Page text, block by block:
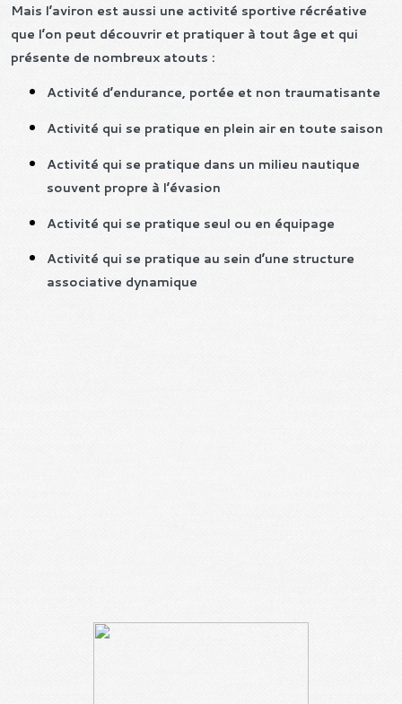
Mais l’aviron est aussi une activité sportive récréative
que l’on peut découvrir et pratiquer à tout âge et qui
présente de nombreux atouts :
Activité d’endurance, portée et non traumatisante
Activité qui se pratique en plein air en toute saison
Activité qui se pratique dans un milieu nautique
souvent propre à l’évasion
Activité qui se pratique seul ou en équipage
Activité qui se pratique au sein d’une structure
associative dynamique